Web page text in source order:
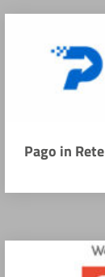
Pago in Rete